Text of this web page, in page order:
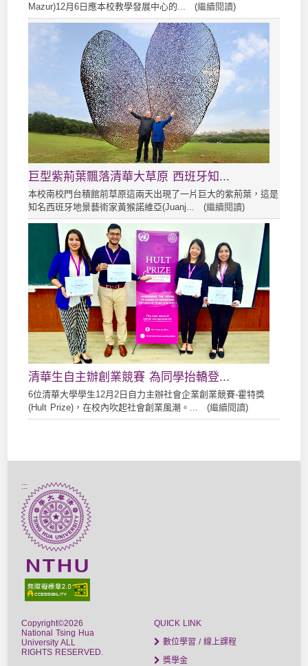
Mazur)12月6日應本校教學發展中心的... (繼續閱讀)
巨型紫荊葉飄落清華大草原 西班牙知...
本校南校門台積館前草原這兩天出現了一片巨大的紫荊葉，這是
知名西班牙地景藝術家黃猴諾維亞(Juanj... (繼續閱讀)
清華生自主辦創業競賽 為同學抬轎登...
6位清華大學學生12月2日自力主辦社會企業創業競賽-霍特獎
(Hult Prize)，在校內吹起社會創業風潮。... (繼續閱讀)
:::
Copyright©2026
National Tsing Hua
University ALL
RIGHTS RESERVED.
QUICK LINK
數位學習 / 線上課程
獎學金